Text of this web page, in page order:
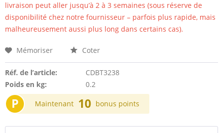
livraison peut aller jusqu’à 2 à 3 semaines (sous réserve de
disponibilité chez notre fournisseur – parfois plus rapide, mais
malheureusement aussi plus long dans certains cas).
Mémoriser Coter
Réf. de l’article:
CDBT3238
Poids en kg:
0.2
P Maintenant 10 bonus points